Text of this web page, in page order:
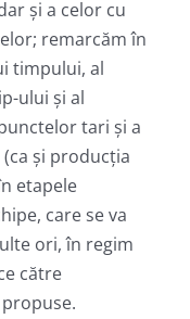
și a celor cu
remarcăm în
timpului, al
ului și al
tari și a
și producția
etapele
care se va
ori, în regim
către